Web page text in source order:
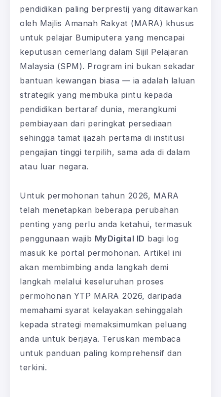
pendidikan paling berprestij yang ditawarkan
oleh Majlis Amanah Rakyat (MARA) khusus
untuk pelajar Bumiputera yang mencapai
keputusan cemerlang dalam Sijil Pelajaran
Malaysia (SPM). Program ini bukan sekadar
bantuan kewangan biasa — ia adalah laluan
strategik yang membuka pintu kepada
pendidikan bertaraf dunia, merangkumi
pembiayaan dari peringkat persediaan
sehingga tamat ijazah pertama di institusi
pengajian tinggi terpilih, sama ada di dalam
atau luar negara.
Untuk permohonan tahun 2026, MARA
telah menetapkan beberapa perubahan
penting yang perlu anda ketahui, termasuk
penggunaan wajib MyDigital ID bagi log
masuk ke portal permohonan. Artikel ini
akan membimbing anda langkah demi
langkah melalui keseluruhan proses
permohonan YTP MARA 2026, daripada
memahami syarat kelayakan sehinggalah
kepada strategi memaksimumkan peluang
anda untuk berjaya. Teruskan membaca
untuk panduan paling komprehensif dan
terkini.